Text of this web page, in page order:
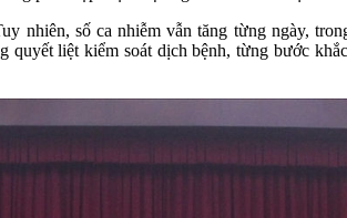
nhiên, số ca nhiễm vẫn tăng từng ngày,
liệt kiểm soát dịch bệnh, từng bước